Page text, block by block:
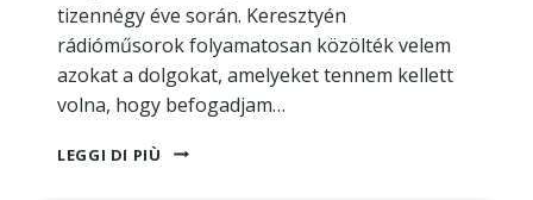
tizennégy éve során. Keresztyén
rádióműsorok folyamatosan közölték velem
azokat a dolgokat, amelyeket tennem kellett
volna, hogy befogadjam…
LEGGI DI PIÙ
A